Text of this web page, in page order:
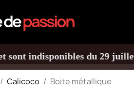
indisponibles du 29 juillet
depassion
Calicoco
Boite métallique